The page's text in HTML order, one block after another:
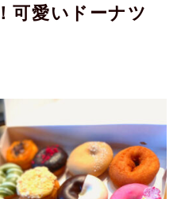
可愛いドーナツ